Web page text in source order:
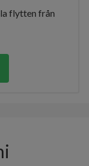
flytten från